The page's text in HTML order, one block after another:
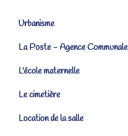
Urbanisme
La Poste - Agence Communale
L'école maternelle
Le cimetière
Location de la salle